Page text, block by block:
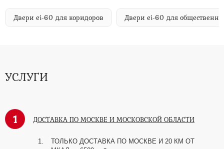
Двери ei-60 для коридоров Двери ei-60 для
УСЛУГИ
1 ДОСТАВКА ПО МОСКВЕ И МОСКОВСКОЙ ОБЛАСТИ
ТОЛЬКО ДОСТАВКА ПО МОСКВЕ И 20 КМ ОТ